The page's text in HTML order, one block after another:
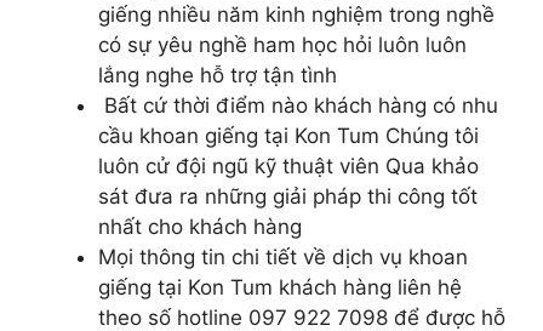
giếng nhiều năm kinh nghiệm trong nghề
có sự yêu nghề ham học hỏi luôn luôn
lắng nghe hỗ trợ tận tình
Bất cứ thời điểm nào khách hàng có nhu
cầu khoan giếng tại Kon Tum Chúng tôi
luôn cử đội ngũ kỹ thuật viên Qua khảo
sát đưa ra những giải pháp thi công tốt
nhất cho khách hàng
Mọi thông tin chi tiết về dịch vụ khoan
giếng tại Kon Tum khách hàng liên hệ
theo số hotline 097 922 7098 để được hỗ